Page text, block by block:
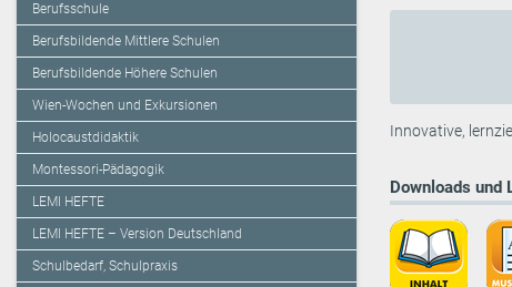
Berufsschule
Berufsbildende Mittlere Schulen
Berufsbildende Höhere Schulen
Wien-Wochen und Exkursionen
Holocaustdidaktik
Montessori-Pädagogik
LEMI HEFTE
LEMI HEFTE – Version Deutschland
Schulbedarf, Schulpraxis
Innovative,
Downloads und